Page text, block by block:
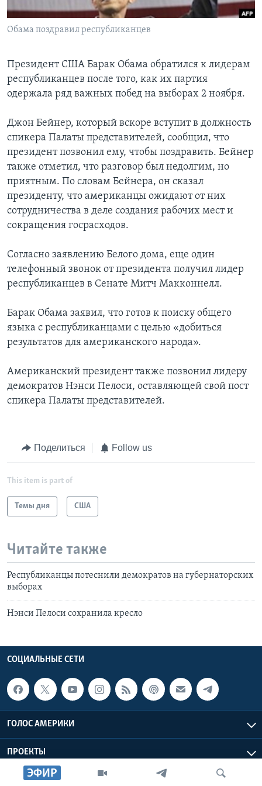
Learning English
ЭФИР
Обама поздравил республиканцев
Президент США Барак Обама обратился к лидерам
республиканцев после того, как их партия
одержала ряд важных побед на выборах 2 ноября.
Джон Бейнер, который вскоре вступит в должность
спикера Палаты представителей, сообщил, что
президент позвонил ему, чтобы поздравить. Бейнер
также отметил, что разговор был недолгим, но
приятным. По словам Бейнера, он сказал
президенту, что американцы ожидают от них
сотрудничества в деле создания рабочих мест и
сокращения госрасходов.
Согласно заявлению Белого дома, еще один
телефонный звонок от президента получил лидер
республиканцев в Сенате Митч Макконнелл.
Барак Обама заявил, что готов к поиску общего
языка с республиканцами с целью «добиться
результатов для американского народа».
Американский президент также позвонил лидеру
демократов Нэнси Пелоси, оставляющей свой пост
спикера Палаты представителей.
Поделиться Follow us
This item is part of
Темы дня США
Читайте также
Республиканцы потеснили демократов на губернаторских
выборах
Нэнси Пелоси сохранила кресло
СОЦИАЛЬНЫЕ СЕТИ
ГОЛОС АМЕРИКИ
ПРОЕКТЫ